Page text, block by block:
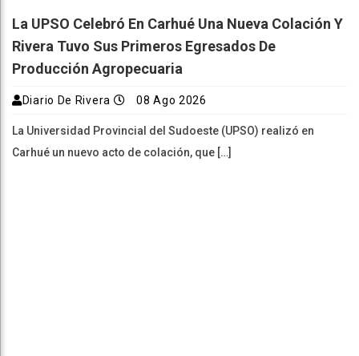
La UPSO Celebró En Carhué Una Nueva Colación Y
Rivera Tuvo Sus Primeros Egresados De
Producción Agropecuaria
Diario De Rivera 08 Ago 2026
La Universidad Provincial del Sudoeste (UPSO) realizó en
Carhué un nuevo acto de colación, que […]